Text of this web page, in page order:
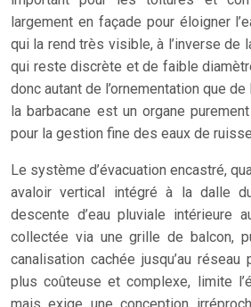
largement en façade pour éloigner
qui la rend très visible, à l’inverse de
qui reste discrète et de faible
donc autant de l’ornementation que
la barbacane est un organe
pour la gestion fine des eaux de
Le système d’évacuation encastré,
avaloir vertical intégré à la dalle
descente d’eau pluviale intérieure
collectée via une grille de balcon,
canalisation cachée jusqu’au réseau
plus coûteuse et complexe, limite
mais exige une conception